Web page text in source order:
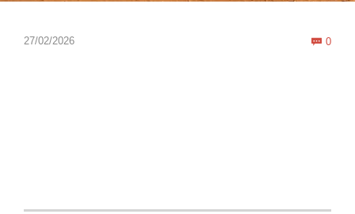
27/02/2026  0